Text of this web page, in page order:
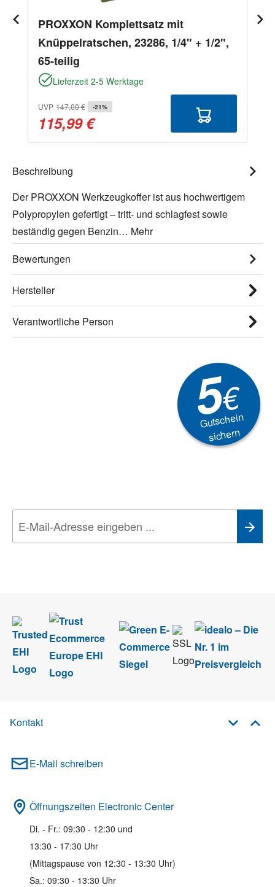
PROXXON Komplettsatz mit
Knüppelratschen, 23286, 1/4" + 1/2",
65-teilig
Lieferzeit 2-5 Werktage
UVP 147,00 € -21%
115,99 €
Beschreibung
Der PROXXON Werkzeugkoffer ist aus hochwertigem
Polypropylen gefertigt – tritt- und schlagfest sowie
beständig gegen Benzin… Mehr
Bewertungen
Hersteller
Verantwortliche Person
5€
Gutschein
sichern
Kontakt
E-Mail schreiben
Öffnungszeiten Electronic Center
Di. - Fr.: 09:30 - 12:30 und
13:30 - 17:30 Uhr
(Mittagspause von 12:30 - 13:30 Uhr)
Sa.: 09:30 - 13:30 Uhr